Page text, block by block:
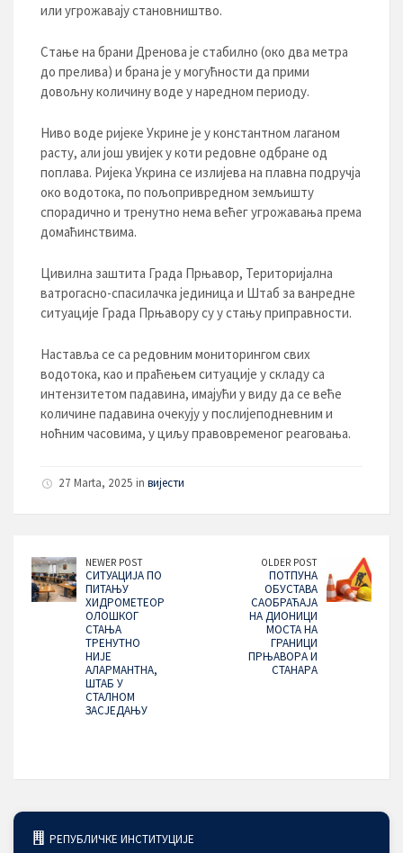
или угрожавају становништво.
Стање на брани Дренова је стабилно (око два метра
до прелива) и брана је у могућности да прими
довољну количину воде у наредном периоду.
Ниво воде ријеке Укрине је у константном лаганом
расту, али још увијек у коти редовне одбране од
поплава. Ријека Укрина се излијева на плавна подручја
око водотока, по пољопривредном земљишту
спорадично и тренутно нема већег угрожавања према
домаћинствима.
Цивилна заштита Града Прњавор, Територијална
ватрогасно-спасилачка јединица и Штаб за ванредне
ситуације Града Прњавору су у стању приправности.
Наставља се са редовним мониторингом свих
водотока, као и праћењем ситуације у складу са
интензитетом падавина, имајући у виду да се веће
количине падавина очекују у послијеподневним и
ноћним часовима, у циљу правовременог реаговања.
27 Marta, 2025 in вијести
NEWER POST
СИТУАЦИЈА ПО
ПИТАЊУ
ХИДРОМЕТЕОР
ОЛОШКОГ
СТАЊА
ТРЕНУТНО
НИЈЕ
АЛАРМАНТНА,
ШТАБ У
СТАЛНОМ
ЗАСЈЕДАЊУ
OLDER POST
ПОТПУНА
ОБУСТАВА
САОБРАЋАЈА
НА ДИОНИЦИ
МОСТА НА
ГРАНИЦИ
ПРЊАВОРA И
СТАНАРA
РЕПУБЛИЧКЕ ИНСТИТУЦИЈЕ